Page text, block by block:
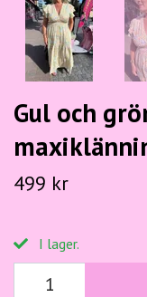
Gul och
499 kr
I lager.